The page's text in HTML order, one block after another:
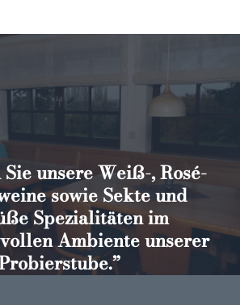
unsere Weiß-, Rosé-
sowie Sekte und
Spezialitäten im
Ambiente unserer